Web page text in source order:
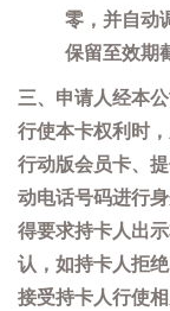
零，并自动
保留至效期
三、申请人经本
行使本卡权利时
行动版会员卡、
动电话号码进行
得要求持卡人出
认，如持卡人拒
接受持卡人行使相